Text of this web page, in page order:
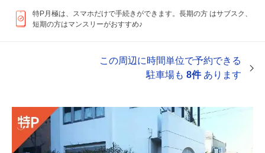
特P月極は、スマホだけで手続きができます。長期の方 はサブスク、
短期の方はマンスリーがおすすめ♪
この周辺に時間単位で予約できる
駐車場も 8件あります